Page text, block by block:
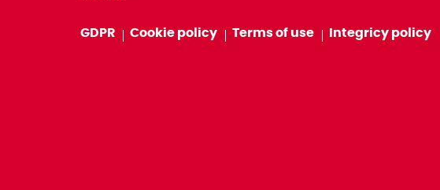
GDPR Cookie policy Terms of use Integricy policy